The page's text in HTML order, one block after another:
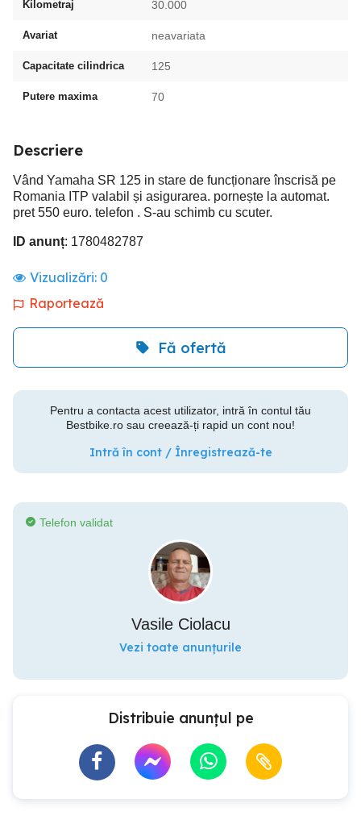
Kilometraj 30.000
Avariat neavariata
Capacitate cilindrica 125
Putere maxima 70
Descriere
Vând Yamaha SR 125 in stare de funcționare înscrisă pe
Romania ITP valabil și asigurarea. pornește la automat.
pret 550 euro. telefon . S-au schimb cu scuter.
ID anunț: 1780482787
Vizualizări: 0
Raportează
Fă ofertă
Pentru a contacta acest utilizator, intră în contul tău
Bestbike.ro sau creează-ți rapid un cont nou!
Intră în cont / Înregistrează-te
Telefon validat
Vasile Ciolacu
Vezi toate anunțurile
Distribuie anunțul pe